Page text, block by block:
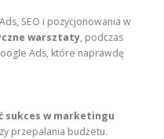
SEO i pozycjonowania w
warsztaty, podczas
Ads, które naprawdę
sukces w marketingu
przepalania budżetu.